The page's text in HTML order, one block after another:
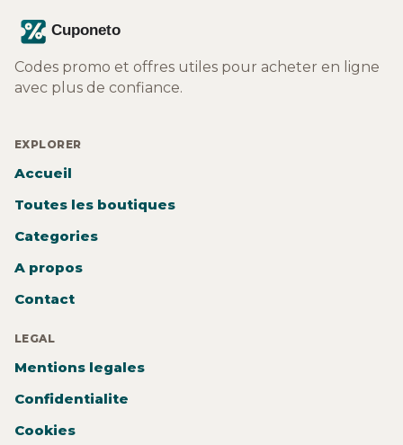
Codes promo et offres utiles pour acheter en ligne
avec plus de confiance.
EXPLORER
Accueil
Toutes les boutiques
Categories
A propos
Contact
LEGAL
Mentions legales
Confidentialite
Cookies